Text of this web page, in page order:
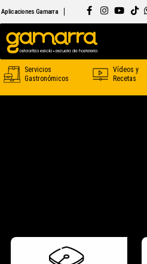
Aplicaciones Gamarra
Servicios
Gastronómicos
Vídeos y
Recetas